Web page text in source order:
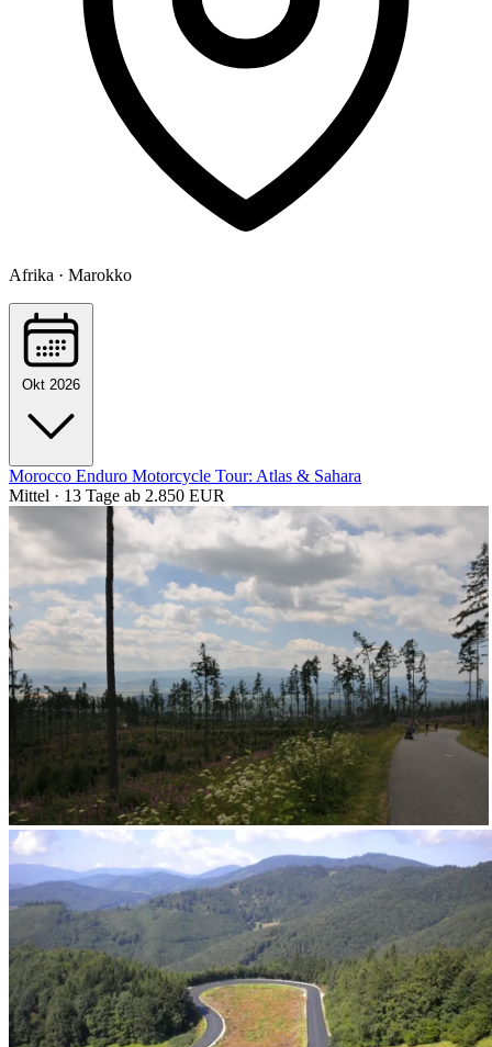
Afrika · Marokko
Okt 2026
Morocco Enduro Motorcycle Tour: Atlas & Sahara
Mittel · 13 Tage ab 2.850 EUR